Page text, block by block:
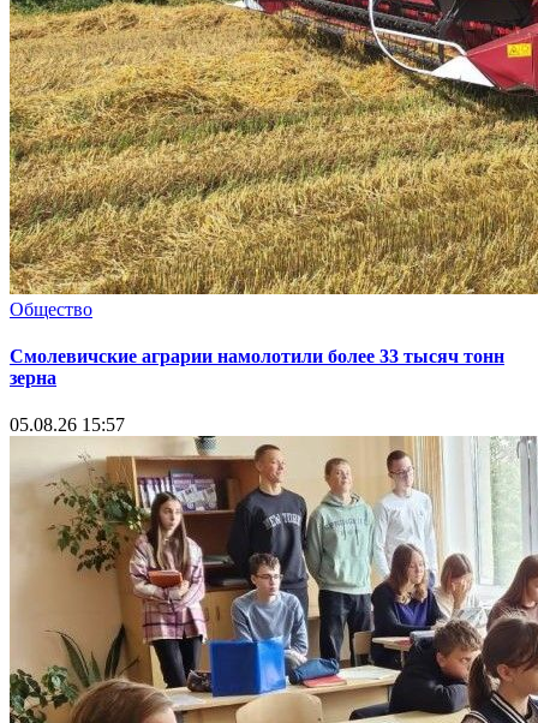
Общество
Смолевичские аграрии намолотили более 33 тысяч тонн
зерна
05.08.26 15:57